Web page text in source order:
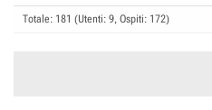
Totale: 181 (Utenti: 9, Ospiti: 172)